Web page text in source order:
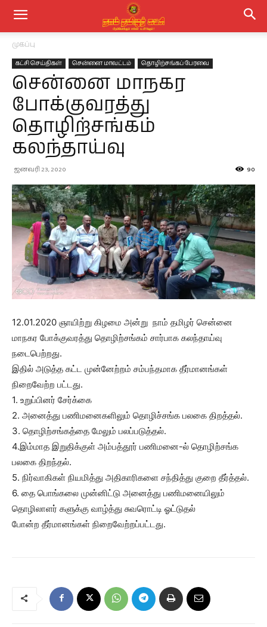
முகப்பு
கட்சி செய்திகள் சென்னை மாவட்டம் தொழிற்சங்கப் பேரவை
சென்னை மாநகர
போக்குவரத்து
தொழிற்சங்கம்
கலந்தாய்வு
ஜனவரி 23, 2020 90
12.01.2020 ஞாயிற்று கிழமை அன்று நாம் தமிழர் சென்னை
மாநகர போக்குவரத்து தொழிற்சங்கம் சார்பாக கலந்தாய்வு
நடைபெற்றது.
இதில் அடுத்த கட்ட முன்னேற்றம் சம்பந்தமாக தீர்மானங்கள்
நிறைவேற்ற பட்டது.
1. உறுப்பினர் சேர்க்கை
2. அனைத்து பணிமனைகளிலும் தொழிச்சங்க பலகை திறத்தல்.
3. தொழிற்சங்கத்தை மேலும் பலப்படுத்தல்.
4.இம்மாத இறுதிக்குள் அம்பத்தூர் பணிமனை-ல் தொழிற்சங்க
பலகை திறந்தல்.
5. நிர்வாகிகள் நியமித்து அதிகாரிகளை சந்தித்து குறை தீர்த்தல்.
6. தை பொங்கலை முன்னிட்டு அனைத்து பணிமனையிலும்
தொழிலாளர் களுக்கு வாழ்த்து சுவரொட்டி ஓட்டுதல்
போன்ற தீர்மானங்கள் நிறைவேற்றப்பட்டது.